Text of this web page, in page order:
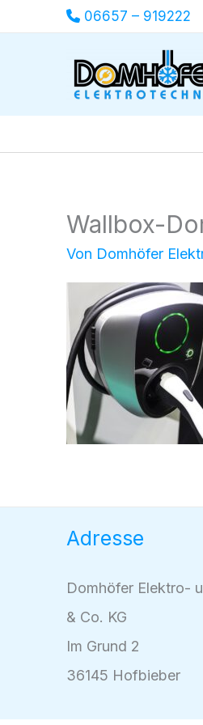
06657 – 919222
Wallbox-
Von Domhöfer
Adresse
Domhöfer Elektro-
& Co. KG
Im Grund 2
36145 Hofbieber